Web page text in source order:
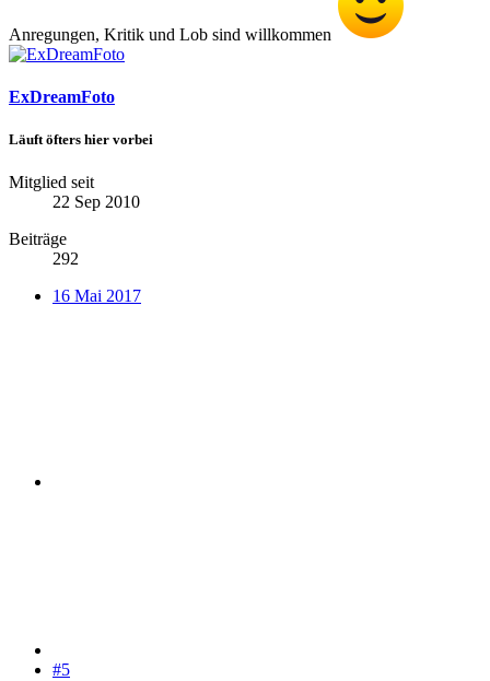
Anregungen, Kritik und Lob sind willkommen
ExDreamFoto
Läuft öfters hier vorbei
Mitglied seit
22 Sep 2010
Beiträge
292
16 Mai 2017
#5